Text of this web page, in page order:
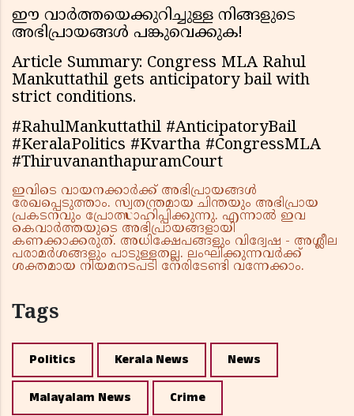
ഈ വാർത്തയെക്കുറിച്ചുള്ള നിങ്ങളുടെ
അഭിപ്രായങ്ങൾ പങ്കുവെക്കുക!
Article Summary: Congress MLA Rahul
Mankuttathil gets anticipatory bail with
strict conditions.
#RahulMankuttathil #AnticipatoryBail
#KeralaPolitics #Kvartha #CongressMLA
#ThiruvananthapuramCourt
ഇവിടെ വായനക്കാർക്ക് അഭിപ്രായങ്ങൾ
രേഖപ്പെടുത്താം. സ്വതന്ത്രമായ ചിന്തയും അഭിപ്രായ
പ്രകടനവും പ്രോത്സാഹിപ്പിക്കുന്നു. എന്നാൽ ഇവ
കെവാർത്തയുടെ അഭിപ്രായങ്ങളായി
കണക്കാക്കരുത്. അധിക്ഷേപങ്ങളും വിദ്വേഷ - അശ്ലീല
പരാമർശങ്ങളും പാടുള്ളതല്ല. ലംഘിക്കുന്നവർക്ക്
ശക്തമായ നിയമനടപടി നേരിടേണ്ടി വന്നേക്കാം.
Tags
Politics Kerala News News
Malayalam News Crime